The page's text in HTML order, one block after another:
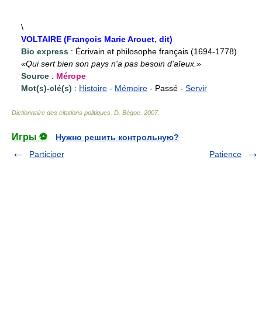
\
VOLTAIRE (François Marie Arouet, dit)
Bio express : Écrivain et philosophe français (1694-1778)
«Qui sert bien son pays n'a pas besoin d'aïeux.»
Source : Mérope
Mot(s)-clé(s) : Histoire - Mémoire - Passé - Servir
Dictionnaire des citations politiques D. Bégoc 2007.
Игры ⚽
Нужно решить контрольную?
Participer
Patience